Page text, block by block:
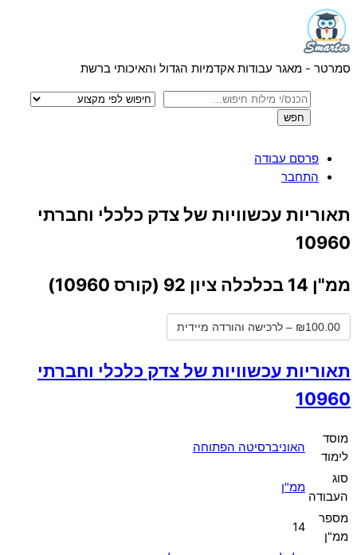
Skip
to
content
Menu
סמרטר - מאגר עבודות אקדמיות הגדול והאיכותי ברשת
פרסם עבודה
התחבר
Menu
תאוריות עכשוויות של צדק כלכלי וחברתי
10960
ממ"ן 14 בכלכלה ציון 92 (קורס 10960)
₪100.00 – לרכישה והורדה מיידית
תאוריות עכשוויות של צדק כלכלי וחברתי
10960
מוסד
לימוד
האוניברסיטה הפתוחה
סוג
העבודה
ממ"ן
מספר
ממ"ן
14